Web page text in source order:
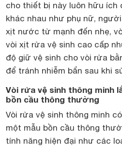
cho thiết bị này luôn hữu
khác nhau như phụ nữ,
xịt nước từ mạnh đến nhẹ,
vòi xịt rửa vệ sinh cao cấp
độ giữ vệ sinh cho vòi rửa
để tránh nhiễm bẩn sau khi
Vòi rửa vệ sinh thông minh
bồn cầu thông thường
Vòi rửa vệ sinh thông minh
một mẫu bồn cầu thông
tính năng hiện đại như các